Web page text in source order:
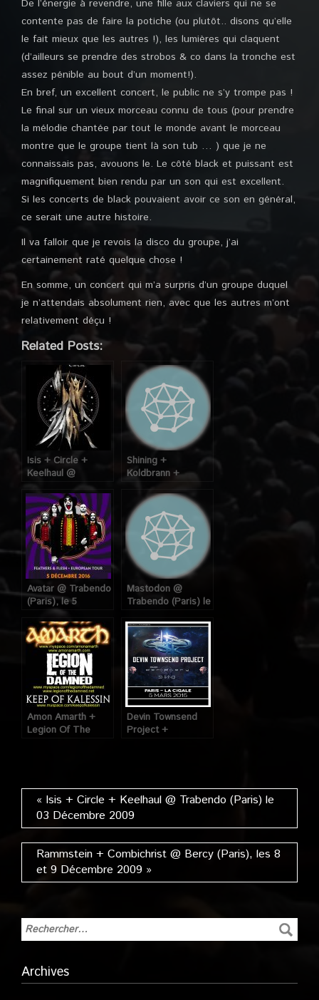
De l’énergie à revendre, une fille aux claviers qui ne se
contente pas de faire la potiche (ou plutôt.. disons qu’elle
le fait mieux que les autres !), les lumières qui claquent
(d’ailleurs se prendre des strobos & co dans la tronche est
assez pénible au bout d’un moment!).
En bref, un excellent concert, le public ne s’y trompe pas !
Le final sur un vieux morceau connu de tous (pour prendre
la mélodie chantée par tout le monde avant le morceau
montre que le groupe tient là son tub … ) que je ne
connaissais pas, avouons le. Le côté black et puissant est
magnifiquement bien rendu par un son qui est excellent.
Si les concerts de black pouvaient avoir ce son en général,
ce serait une autre histoire.
Il va falloir que je revois la disco du groupe, j’ai
certainement raté quelque chose !
En somme, un concert qui m’a surpris d’un groupe duquel
je n’attendais absolument rien, avec que les autres m’ont
relativement déçu !
Related Posts:
Isis + Circle +
Keelhaul @
Trabendo (Paris) le
03 Décembre 2009
Shining +
Koldbrann +
Sarkom @ Glaz’art
(Paris), le 02 mars
2009
Avatar @ Trabendo
(Paris), le 5
Décembre 2016
Mastodon @
Trabendo (Paris) le
Amon Amarth +
Legion Of The
Devin Townsend
Project +
« Isis + Circle + Keelhaul @ Trabendo (Paris) le
03 Décembre 2009
Rammstein + Combichrist @ Bercy (Paris), les 8
et 9 Décembre 2009 »
Archives